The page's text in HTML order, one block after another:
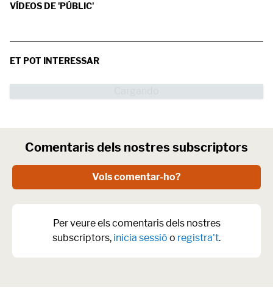
VÍDEOS DE 'PÚBLIC'
ET POT INTERESSAR
Comentaris dels nostres subscriptors
Vols comentar-ho?
Per veure els comentaris dels nostres
subscriptors, inicia sessió o registra't.